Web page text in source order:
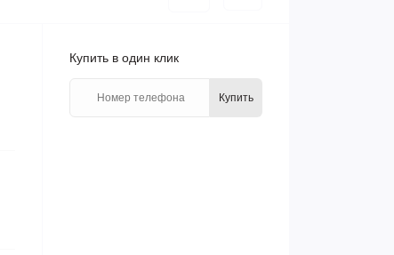
Купить в один клик
Купить